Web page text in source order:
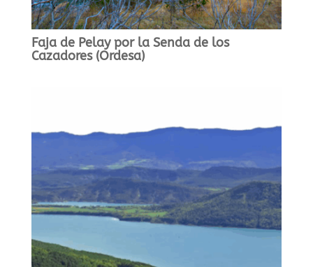
Faja de Pelay por la Senda de los
Cazadores (Ordesa)